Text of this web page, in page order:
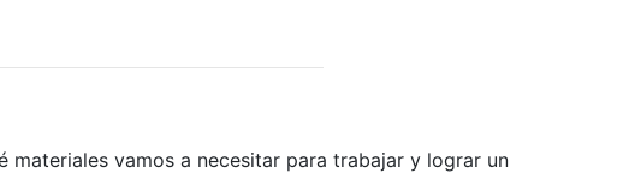
materiales vamos a necesitar para trabajar y lograr un